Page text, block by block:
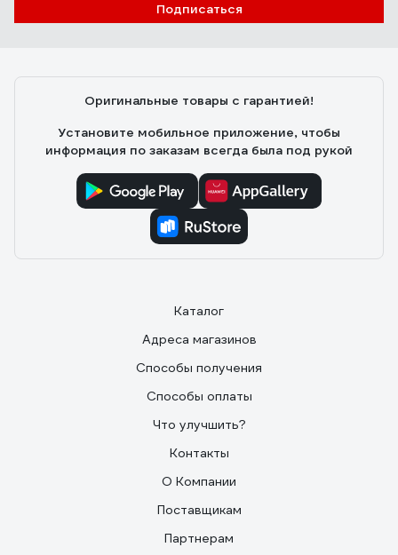
Подписаться
Оригинальные товары с гарантией!
Установите мобильное приложение, чтобы
информация по заказам всегда была под рукой
Каталог
Адреса магазинов
Способы получения
Способы оплаты
Что улучшить?
Контакты
О Компании
Поставщикам
Партнерам